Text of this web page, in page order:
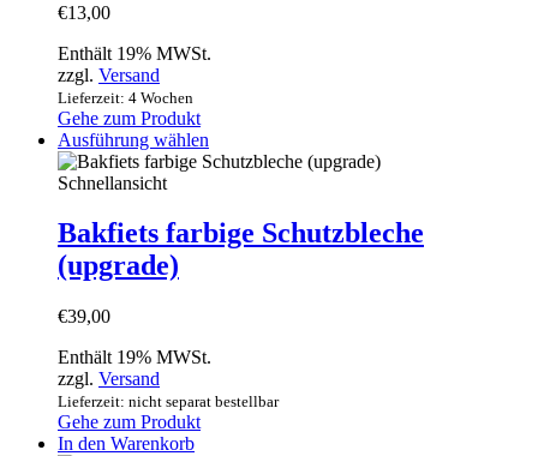
€13,00
Enthält 19% MWSt.
zzgl. Versand
Lieferzeit: 4 Wochen
Gehe zum Produkt
Ausführung wählen
Produkt
Varianten
auf.
gewählt
Schnellansicht
Bakfiets farbige Schutzbleche
(upgrade)
€39,00
Enthält 19% MWSt.
zzgl. Versand
Lieferzeit: nicht separat bestellbar
Gehe zum Produkt
In den Warenkorb